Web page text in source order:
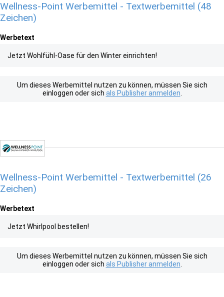
Wellness-Point Werbemittel - Textwerbemittel (48
Zeichen)
Werbetext
Jetzt Wohlfühl-Oase für den Winter einrichten!
Um dieses Werbemittel nutzen zu können, müssen Sie sich
einloggen oder sich als Publisher anmelden
Wellness-Point Werbemittel - Textwerbemittel (26
Zeichen)
Werbetext
Jetzt Whirlpool bestellen!
Um dieses Werbemittel nutzen zu können, müssen Sie sich
einloggen oder sich als Publisher anmelden